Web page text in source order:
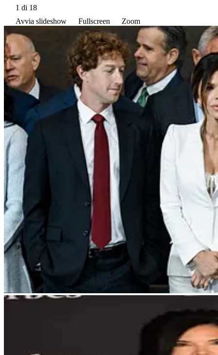
1 di 18
Avvia slideshow
Fullscreen Zoom